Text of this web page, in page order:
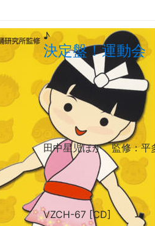
♪
決定盤！運動
田中星児ほか 監修：平
VZCH-67 [CD]